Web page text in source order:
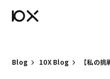
Blog 10X Blog 【私の